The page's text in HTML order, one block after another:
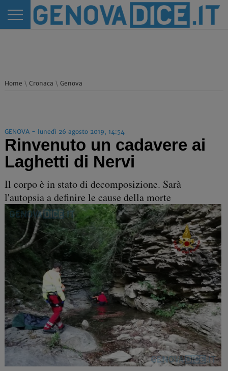
Home \ Cronaca \ Genova
GENOVA - lunedì 26 agosto 2019, 14:54
Rinvenuto un cadavere ai
Laghetti di Nervi
Il corpo è in stato di decomposizione. Sarà
l'autopsia a definire le cause della morte